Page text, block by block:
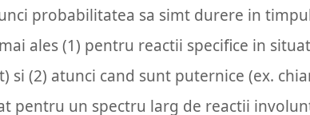
probabilitatea sa simt durere in
ales (1) pentru reactii specifice in
si (2) atunci cand sunt puternice (ex.
pentru un spectru larg de reactii